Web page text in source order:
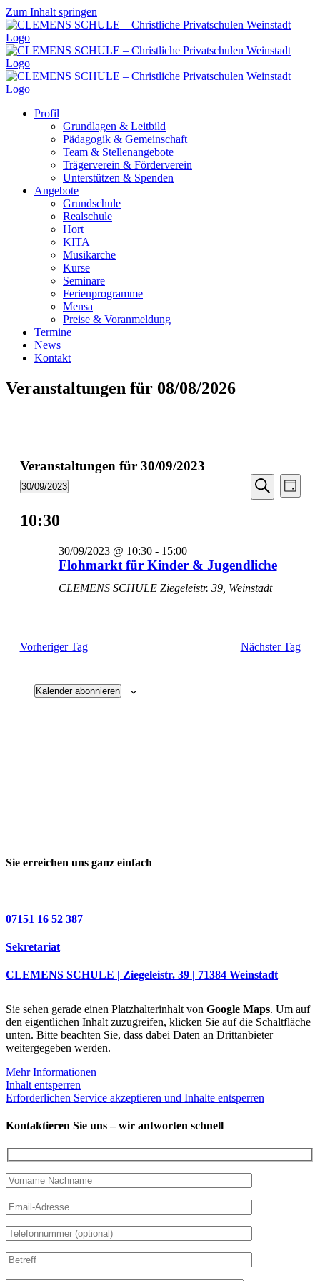
Zum Inhalt springen
Profil
Grundlagen & Leitbild
Pädagogik & Gemeinschaft
Team & Stellenangebote
Trägerverein & Förderverein
Unterstützen & Spenden
Angebote
Grundschule
Realschule
Hort
KITA
Musikarche
Kurse
Seminare
Ferienprogramme
Mensa
Preise & Voranmeldung
Termine
News
Kontakt
Veranstaltungen für 08/08/2026
Veranstaltungen für 30/09/2023
Suche
Suche
Tag
30/09/2023
10:30
Flohmarkt für Kinder & Jugendliche
30/09/2023 @ 10:30- 15:00
CLEMENS SCHULE Ziegeleistr. 39, Weinstadt
Vorheriger Tag Nächster Tag
Kalender abonnieren
Sie erreichen uns ganz einfach
07151 16 52 387
Sekretariat
CLEMENS SCHULE | Ziegeleistr. 39 | 71384 Weinstadt
Sie sehen gerade einen Platzhalterinhalt von Google Maps. Um auf
den eigentlichen Inhalt zuzugreifen, klicken Sie auf die Schaltfläche
unten. Bitte beachten Sie, dass dabei Daten an Drittanbieter
weitergegeben werden.
Mehr Informationen
Inhalt entsperren
Erforderlichen Service akzeptieren und Inhalte entsperren
Kontaktieren Sie uns – wir antworten schnell